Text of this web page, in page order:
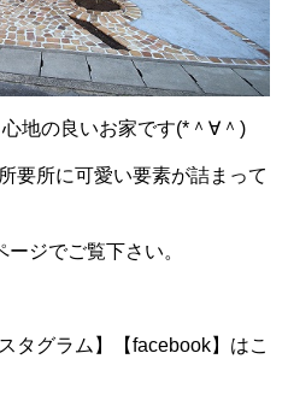
地の良いお家です(*＾∀＾)
要所に可愛い要素が詰まって
ージでご覧下さい。
タグラム】【facebook】はこ